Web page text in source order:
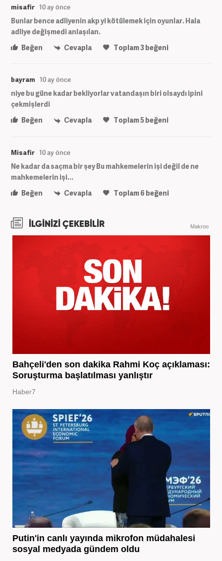
misafir 10 ay önce
Bunlar bence adliyenin akp yi kötülemek için oyunlar. Hala
adliye değişmedi anlaşılan.
Beğen
Cevapla Toplam3beğeni
bayram 10 ay önce
niye bu güne kadar bekliyorlar vatandaşın biri olsaydı ipini
çekmişlerdi
Beğen
Cevapla Toplam5beğeni
Misafir 10 ay önce
Ne kadar da saçma bir şey Bu mahkemelerin işi değil de ne
mahkemelerin işi...
Beğen
Cevapla Toplam6 beğeni
İLGİNİZİ ÇEKEBİLİR Makroo
Bahçeli'den son dakika Rahmi Koç açıklaması:
Soruşturma başlatılması yanlıştır
Haber7
Putin'in canlı yayında mikrofon müdahalesi
sosyal medyada gündem oldu